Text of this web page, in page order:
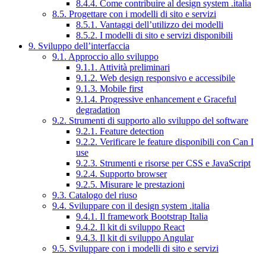
8.4.4. Come contribuire al design system .italia
8.5. Progettare con i modelli di sito e servizi
8.5.1. Vantaggi dell’utilizzo dei modelli
8.5.2. I modelli di sito e servizi disponibili
9. Sviluppo dell’interfaccia
9.1. Approccio allo sviluppo
9.1.1. Attività preliminari
9.1.2. Web design responsivo e accessibile
9.1.3. Mobile first
9.1.4. Progressive enhancement e Graceful
degradation
9.2. Strumenti di supporto allo sviluppo del software
9.2.1. Feature detection
9.2.2. Verificare le feature disponibili con Can I
use
9.2.3. Strumenti e risorse per CSS e JavaScript
9.2.4. Supporto browser
9.2.5. Misurare le prestazioni
9.3. Catalogo del riuso
9.4. Sviluppare con il design system .italia
9.4.1. Il framework Bootstrap Italia
9.4.2. Il kit di sviluppo React
9.4.3. Il kit di sviluppo Angular
9.5. Sviluppare con i modelli di sito e servizi